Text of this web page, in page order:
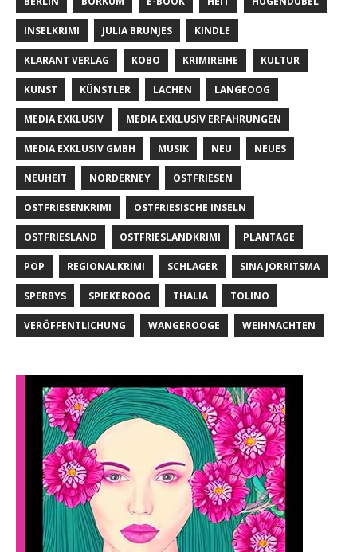
INSELKRIMI JULIA BRUNJES KINDLE
KLARANT VERLAG KOBO KRIMIREIHE KULTUR
KUNST KÜNSTLER LACHEN LANGEOOG
MEDIA EXKLUSIV MEDIA EXKLUSIV ERFAHRUNGEN
MEDIA EXKLUSIV GMBH MUSIK NEU NEUES
NEUHEIT NORDERNEY OSTFRIESEN
OSTFRIESENKRIMI OSTFRIESISCHE INSELN
OSTFRIESLAND OSTFRIESLANDKRIMI PLANTAGE
POP REGIONALKRIMI SCHLAGER SINA JORRITSMA
SPERBYS SPIEKEROOG THALIA TOLINO
VERÖFFENTLICHUNG WANGEROOGE WEIHNACHTEN